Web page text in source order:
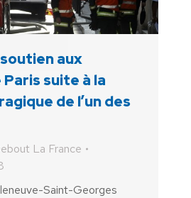
aux
suite à la
de l’un des
La France
Saint-Georges